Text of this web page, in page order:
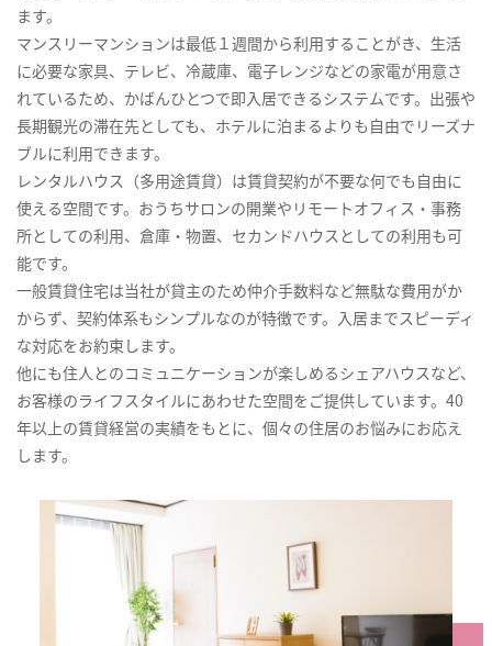
ます。
マンスリーマンションは最低１週間から利用することがき、生活
に必要な家具、テレビ、冷蔵庫、電子レンジなどの家電が用意さ
れているため、かばんひとつで即入居できるシステムです。出張や
長期観光の滞在先としても、ホテルに泊まるよりも自由でリーズナ
ブルに利用できます。
レンタルハウス（多用途賃貸）は賃貸契約が不要な何でも自由に
使える空間です。おうちサロンの開業やリモートオフィス・事務
所としての利用、倉庫・物置、セカンドハウスとしての利用も可
能です。
一般賃貸住宅は当社が貸主のため仲介手数料など無駄な費用がか
からず、契約体系もシンプルなのが特徴です。入居までスピーディ
な対応をお約束します。
他にも住人とのコミュニケーションが楽しめるシェアハウスなど、
お客様のライフスタイルにあわせた空間をご提供しています。40
年以上の賃貸経営の実績をもとに、個々の住居のお悩みにお応え
します。